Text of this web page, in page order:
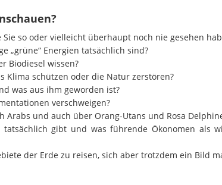
so oder vielleicht überhaupt noch nie gesehen
„grüne“ Energien tatsächlich sind?
Biodiesel wissen?
Klima schützen oder die Natur zerstören?
was aus ihm geworden ist?
verschweigen?
Arabs und auch über Orang-Utans und Rosa
gibt und was führende Ökonomen als
der Erde zu reisen, sich aber trotzdem ein Bild